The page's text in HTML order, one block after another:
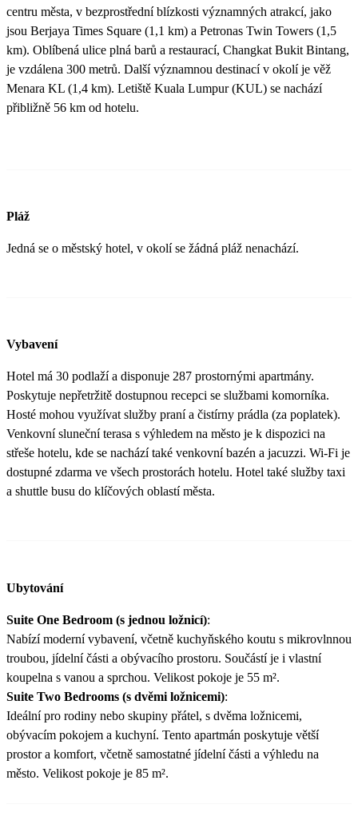
centru města, v bezprostřední blízkosti významných atrakcí, jako
jsou Berjaya Times Square (1,1 km) a Petronas Twin Towers (1,5
km). Oblíbená ulice plná barů a restaurací, Changkat Bukit Bintang,
je vzdálena 300 metrů. Další významnou destinací v okolí je věž
Menara KL (1,4 km). Letiště Kuala Lumpur (KUL) se nachází
přibližně 56 km od hotelu.
Pláž
Jedná se o městský hotel, v okolí se žádná pláž nenachází.
Vybavení
Hotel má 30 podlaží a disponuje 287 prostornými apartmány.
Poskytuje nepřetržitě dostupnou recepci se službami komorníka.
Hosté mohou využívat služby praní a čistírny prádla (za poplatek).
Venkovní sluneční terasa s výhledem na město je k dispozici na
střeše hotelu, kde se nachází také venkovní bazén a jacuzzi. Wi-Fi je
dostupné zdarma ve všech prostorách hotelu. Hotel také služby taxi
a shuttle busu do klíčových oblastí města.
Ubytování
Suite One Bedroom (s jednou ložnicí):
Nabízí moderní vybavení, včetně kuchyňského koutu s mikrovlnnou
troubou, jídelní části a obývacího prostoru. Součástí je i vlastní
koupelna s vanou a sprchou. Velikost pokoje je 55 m².
Suite Two Bedrooms (s dvěmi ložnicemi):
Ideální pro rodiny nebo skupiny přátel, s dvěma ložnicemi,
obývacím pokojem a kuchyní. Tento apartmán poskytuje větší
prostor a komfort, včetně samostatné jídelní části a výhledu na
město. Velikost pokoje je 85 m².